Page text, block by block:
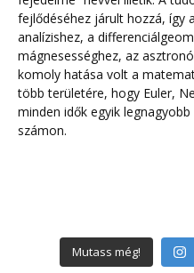
Mutass még!